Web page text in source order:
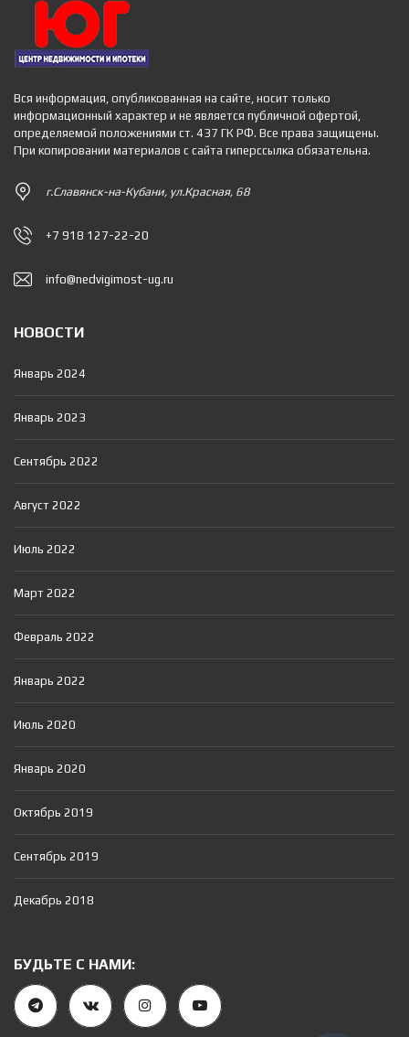
Вся информация, опубликованная на сайте, носит только
информационный характер и не является публичной офертой,
определяемой положениями ст. 437 ГК РФ. Все права защищены.
При копировании материалов с сайта гиперссылка обязательна.
г.Славянск-на-Кубани, ул.Красная, 68
+7 918 127-22-20
info@nedvigimost-ug.ru
НОВОСТИ
Январь 2024
Январь 2023
Сентябрь 2022
Август 2022
Июль 2022
Март 2022
Февраль 2022
Январь 2022
Июль 2020
Январь 2020
Октябрь 2019
Сентябрь 2019
Декабрь 2018
БУДЬТЕ С НАМИ: